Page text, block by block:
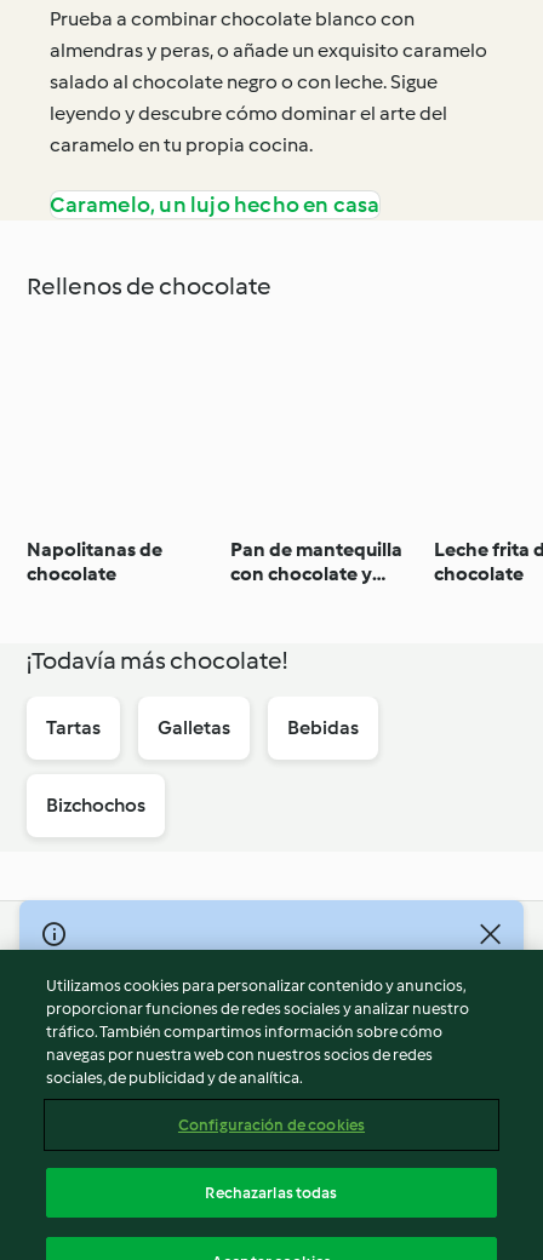
Prueba a combinar chocolate blanco con
almendras y peras, o añade un exquisito caramelo
salado al chocolate negro o con leche. Sigue
leyendo y descubre cómo dominar el arte del
caramelo en tu propia cocina.
Caramelo, un lujo hecho en casa
Rellenos de chocolate
Napolitanas de
chocolate
Pan de mantequilla
con chocolate y
Leche frita
chocolate
¡Todavía más chocolate!
Tartas Galletas Bebidas
Bizchochos
© Copyright 2026
Términos de uso
Política de privacidad
Aviso legal
Información legal
Reportar contenido
Declaración de accesibilidad
Utilizamos cookies para personalizar contenido y anuncios,
proporcionar funciones de redes sociales y analizar nuestro
tráfico. También compartimos información sobre cómo
navegas por nuestra web con nuestros socios de redes
sociales, de publicidad y de analítica.
Configuración de cookies
Rechazarlas todas